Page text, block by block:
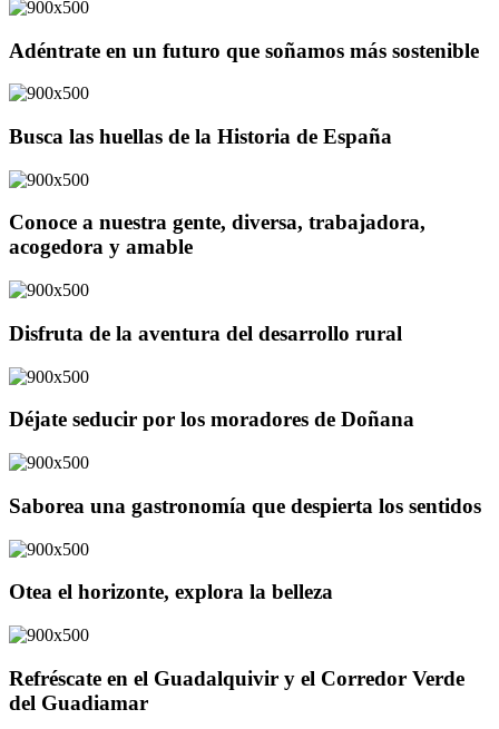
Adéntrate en un futuro que soñamos más sostenible
Busca las huellas de la Historia de España
Conoce a nuestra gente, diversa, trabajadora,
acogedora y amable
Disfruta de la aventura del desarrollo rural
Déjate seducir por los moradores de Doñana
Saborea una gastronomía que despierta los sentidos
Otea el horizonte, explora la belleza
Refréscate en el Guadalquivir y el Corredor Verde
del Guadiamar